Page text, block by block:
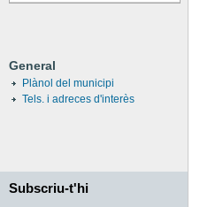
General
Plànol del municipi
Tels. i adreces d'interès
Subscriu-t'hi